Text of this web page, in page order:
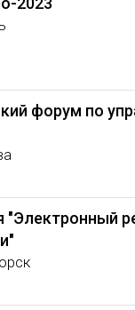
форум по
"Электронный